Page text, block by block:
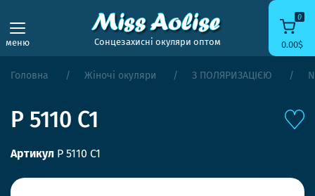
меню Сонцезахисні окуляри оптом
0
0.00$
Головна Жіночі окуляри З ПОЛЯРИЗАЦІЄЮ
P 5110 C1
Артикул P 5110 C1